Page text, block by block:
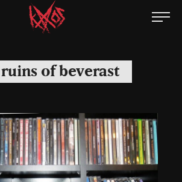
Kaaoszine
of beverast